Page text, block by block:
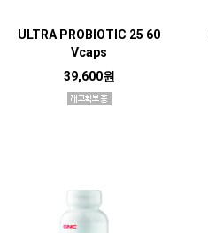
ULTRA PROBIOTIC 25 60
Vcaps
39,600원